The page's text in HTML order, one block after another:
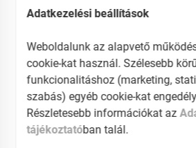
Adatkezelési beállítások
Weboldalunk az alapvető
cookie-kat használ. Szélesebb
funkcionalitáshoz (marketing,
szabás) egyéb cookie-kat
Részletesebb információkat az
tájékoztatóban talál.